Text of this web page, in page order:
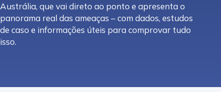
Austrália, que vai direto ao ponto e apresenta o
panorama real das ameaças – com dados, estudos
de caso e informações úteis para comprovar tudo
isso.